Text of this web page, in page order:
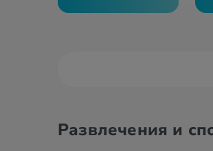
Развлечения и